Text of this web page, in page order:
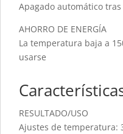
Apagado automático
AHORRO DE ENERGÍA
La temperatura baja a
usarse
RESULTADO/USO
Ajustes de temperatura: